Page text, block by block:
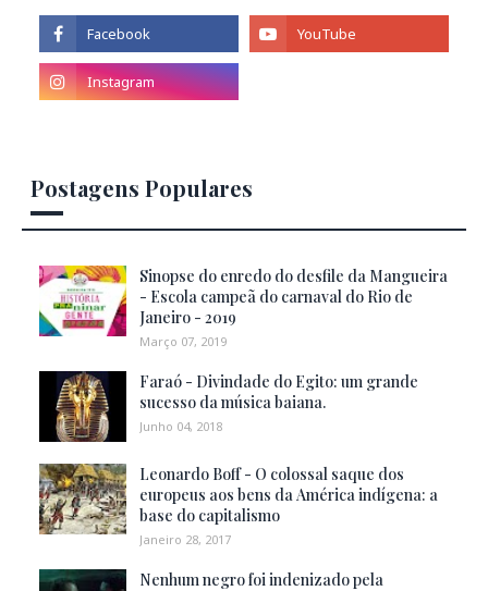
Postagens Populares
Sinopse do enredo do desfile da Mangueira
- Escola campeã do carnaval do Rio de
Janeiro - 2019
Março 07, 2019
Faraó - Divindade do Egito: um grande
sucesso da música baiana.
Junho 04, 2018
Leonardo Boff - O colossal saque dos
europeus aos bens da América indígena: a
base do capitalismo
Janeiro 28, 2017
Nenhum negro foi indenizado pela